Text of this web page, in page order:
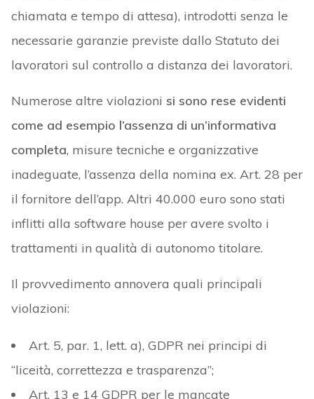
chiamata e tempo di attesa), introdotti senza le
necessarie garanzie previste dallo Statuto dei
lavoratori sul controllo a distanza dei lavoratori.
Numerose altre violazioni si sono rese evidenti
come ad esempio l’assenza di un’informativa
completa, misure tecniche e organizzative
inadeguate, l’assenza della nomina ex. Art. 28 per
il fornitore dell’app. Altri 40.000 euro sono stati
inflitti alla software house per avere svolto i
trattamenti in qualità di autonomo titolare.
Il provvedimento annovera quali principali
violazioni:
Art. 5, par. 1, lett. a), GDPR nei principi di
“liceità, correttezza e trasparenza”;
Art. 13 e 14 GDPR per le mancate